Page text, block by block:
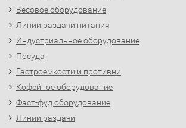
Весовое оборудование
Линии раздачи питания
Индустриальное оборудование
Посуда
Гастроемкости и противни
Кофейное оборудование
Фаст-фуд оборудование
Линии раздачи